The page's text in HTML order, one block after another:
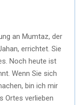
an Mumtaz, der
errichtet. Sie
Noch heute ist
Wenn Sie sich
bin ich mir
Ortes verlieben